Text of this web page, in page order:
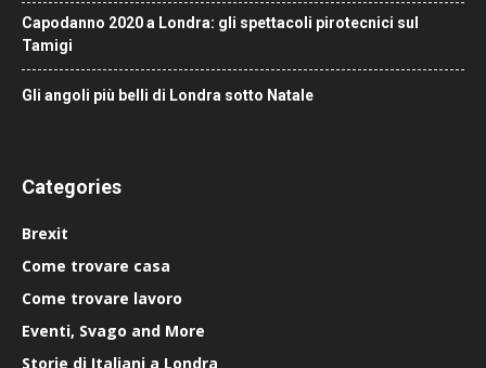
Capodanno 2020 a Londra: gli spettacoli pirotecnici sul
Tamigi
Gli angoli più belli di Londra sotto Natale
Categories
Brexit
Come trovare casa
Come trovare lavoro
Eventi, Svago and More
Storie di Italiani a Londra